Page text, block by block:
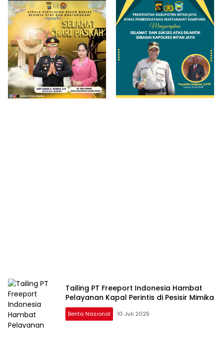
Tailing PT Freeport Indonesia Hambat
Pelayanan Kapal Perintis di Pesisir Mimika
Berita Nasional 10 Juli 2025